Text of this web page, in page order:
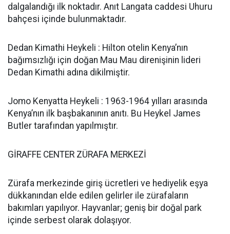
dalgalandığı ilk noktadır. Anıt Langata caddesi Uhuru
bahçesi içinde bulunmaktadır.
Dedan Kimathi Heykeli : Hilton otelin Kenya’nın
bağımsızlığı için doğan Mau Mau direnişinin lideri
Dedan Kimathi adına dikilmiştir.
Jomo Kenyatta Heykeli : 1963-1964 yılları arasında
Kenya’nın ilk başbakanının anıtı. Bu Heykel James
Butler tarafından yapılmıştır.
GİRAFFE CENTER ZÜRAFA MERKEZİ
Zürafa merkezinde giriş ücretleri ve hediyelik eşya
dükkanından elde edilen gelirler ile zürafaların
bakımları yapılıyor. Hayvanlar; geniş bir doğal park
içinde serbest olarak dolaşıyor.